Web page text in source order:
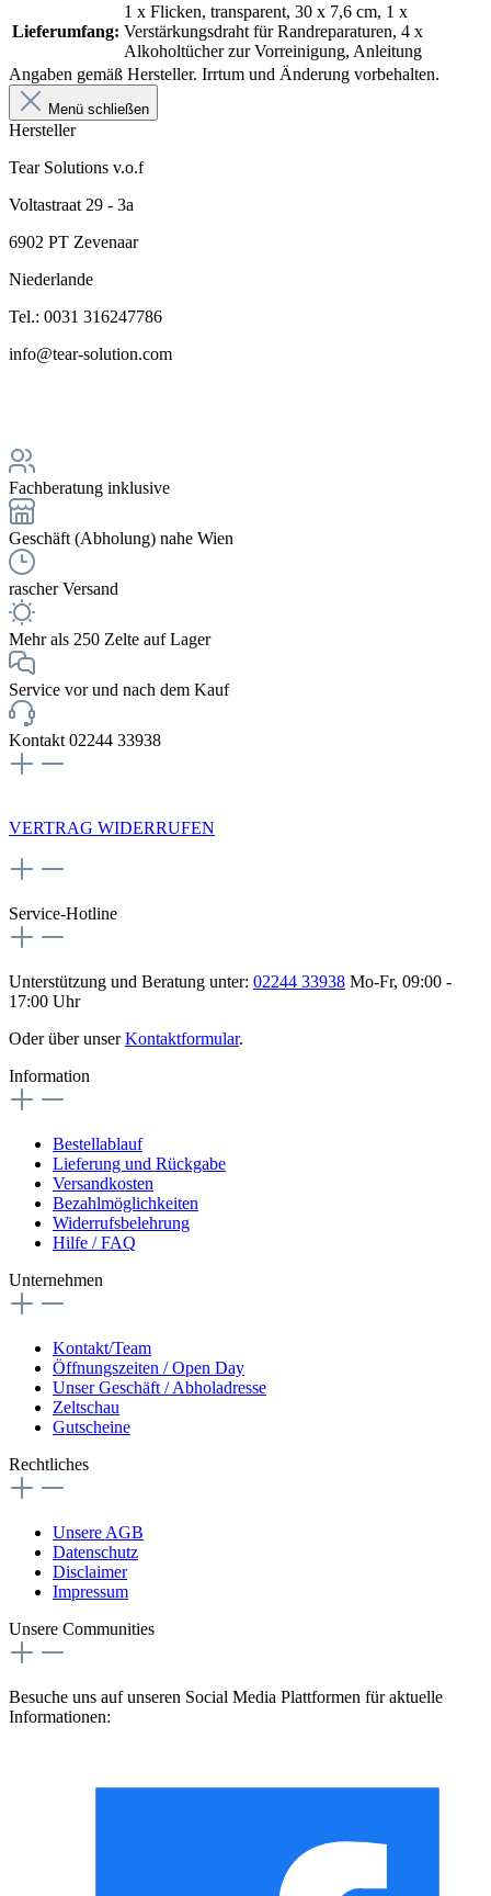
Lieferumfang:
1 x Flicken, transparent, 30 x 7,6 cm, 1 x
Verstärkungsdraht für Randreparaturen, 4 x
Alkoholtücher zur Vorreinigung, Anleitung
Angaben gemäß Hersteller. Irrtum und Änderung vorbehalten.
Menü schließen
Hersteller
Tear Solutions v.o.f
Voltastraat 29 - 3a
6902 PT Zevenaar
Niederlande
Tel.: 0031 316247786
info@tear-solution.com
Fachberatung inklusive
Geschäft (Abholung) nahe Wien
rascher Versand
Mehr als 250 Zelte auf Lager
Service vor und nach dem Kauf
Kontakt 02244 33938
VERTRAG WIDERRUFEN
Service-Hotline
Unterstützung und Beratung unter: 02244 33938 Mo-Fr, 09:00 -
17:00 Uhr
Oder über unserKontaktformular.
Information
Bestellablauf
Lieferung und Rückgabe
Versandkosten
Bezahlmöglichkeiten
Widerrufsbelehrung
Hilfe / FAQ
Unternehmen
Kontakt/Team
Öffnungszeiten / Open Day
Unser Geschäft / Abholadresse
Zeltschau
Gutscheine
Rechtliches
Unsere AGB
Datenschutz
Disclaimer
Impressum
Unsere Communities
Besuche uns auf unseren Social Media Plattformen für aktuelle
Informationen: